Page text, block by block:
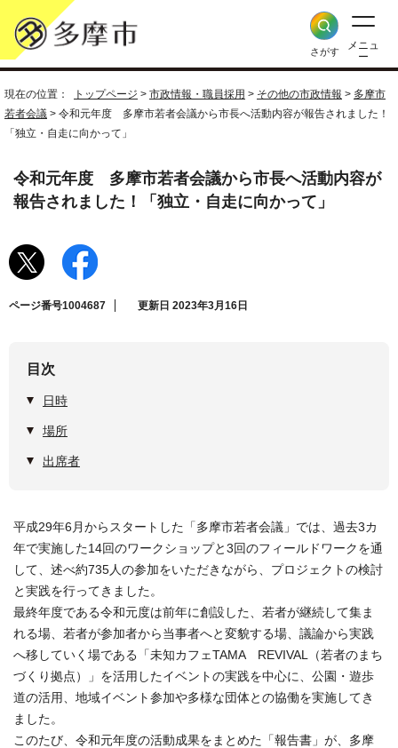
さがす
メニュ
ー
現在の位置： トップページ > 市政情報・職員採用 > その他の市政情報 > 多摩市
若者会議 > 令和元年度 多摩市若者会議から市長へ活動内容が報告されました！
「独立・自走に向かって」
令和元年度 多摩市若者会議から市長へ活動内容が
報告されました！「独立・自走に向かって」
ページ番号1004687 更新日 2023年3月16日
目次
日時
場所
出席者
平成29年6月からスタートした「多摩市若者会議」では、過去3カ
年で実施した14回のワークショップと3回のフィールドワークを通
して、述べ約735人の参加をいただきながら、プロジェクトの検討
と実践を行ってきました。
最終年度である令和元度は前年に創設した、若者が継続して集ま
れる場、若者が参加者から当事者へと変貌する場、議論から実践
へ移していく場である「未知カフェTAMA REVIVAL（若者のまち
づくり拠点）」を活用したイベントの実践を中心に、公園・遊歩
道の活用、地域イベント参加や多様な団体との協働を実施してき
ました。
このたび、令和元年度の活動成果をまとめた「報告書」が、多摩